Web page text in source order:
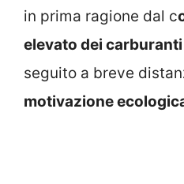
in prima ragione dal c
elevato dei carburanti
seguito a breve
motivazione